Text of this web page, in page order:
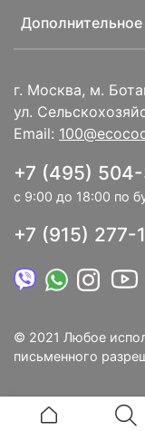
г. Москва, м.
ул.
Email:
+7 (495)
с 9:00 до 18:00 по
+7 (915) 277-
Дополнительное
© 2021 Любое
письменного